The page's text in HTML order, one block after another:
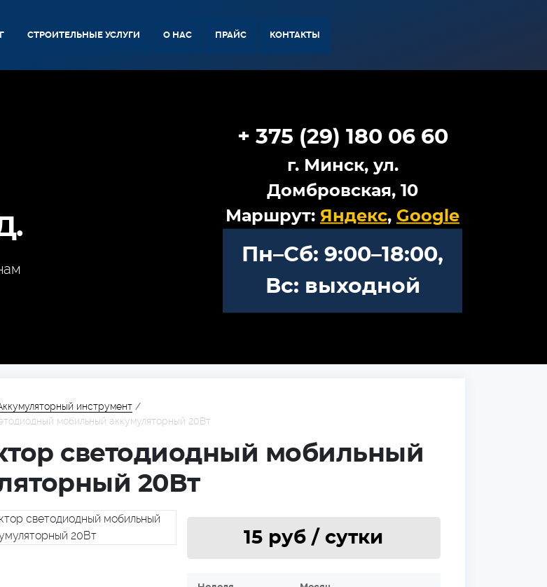
СТРОИТЕЛЬНЫЕ УСЛУГИ О НАС ПРАЙС КОНТАКТЫ
+ 375 (29) 180 06 60
г. Минск, ул.
Домбровская, 10
Маршрут: Яндекс, Google
Пн–Сб: 9:00–18:00,
Вс: выходной
инструмент /
мобильный аккумуляторный 20Вт
светодиодный мобильный
20Вт
15 руб / cутки